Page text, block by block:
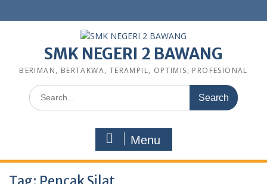
SMK NEGERI 2 BAWANG
BERIMAN, BERTAKWA, TERAMPIL, OPTIMIS, PROFESIONAL
Menu